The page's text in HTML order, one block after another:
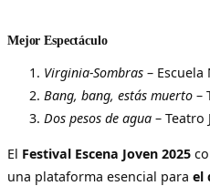
Mejor Espectáculo
Virginia-Sombras –
Bang, bang, estás muerto –
Dos pesos de agua – Teatro
El Festival Escena Joven 2025
una plataforma esencial para el